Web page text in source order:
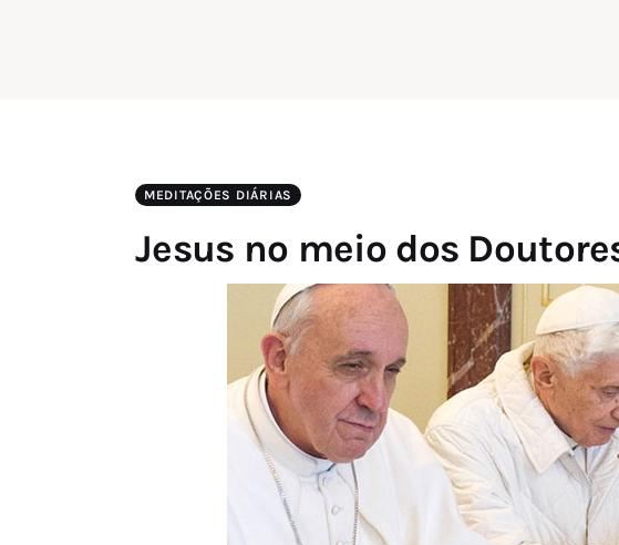
MEDITAÇÕES DIÁRIAS
Jesus no meio dos